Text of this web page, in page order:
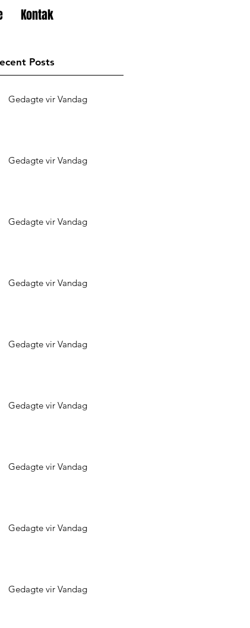
Kontak
Posts
Gedagte vir Vandag
Gedagte vir Vandag
Gedagte vir Vandag
Gedagte vir Vandag
Gedagte vir Vandag
Gedagte vir Vandag
Gedagte vir Vandag
Gedagte vir Vandag
Gedagte vir Vandag